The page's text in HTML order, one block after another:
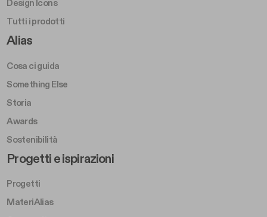
Design Icons
Tutti i prodotti
Footer Right A
Alias
Cosa ci guida
Something Else
Storia
Awards
Sostenibilità
Footer Left Middle B
Progetti e ispirazioni
Progetti
MateriAlias